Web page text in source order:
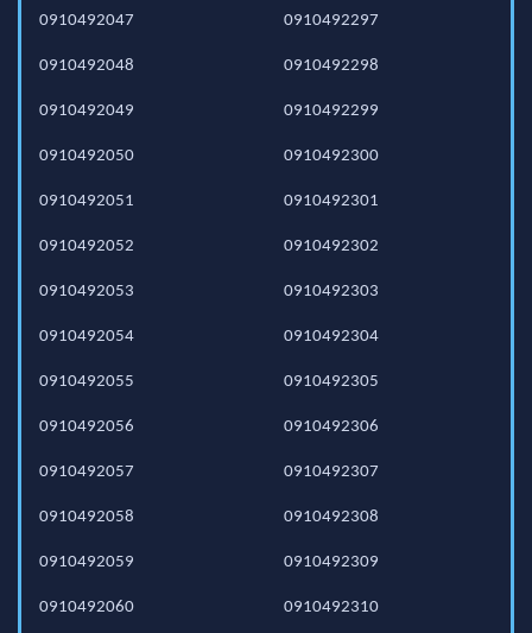
0910492047
0910492048
0910492049
0910492050
0910492051
0910492052
0910492053
0910492054
0910492055
0910492056
0910492057
0910492058
0910492059
0910492060
0910492297
0910492298
0910492299
0910492300
0910492301
0910492302
0910492303
0910492304
0910492305
0910492306
0910492307
0910492308
0910492309
0910492310